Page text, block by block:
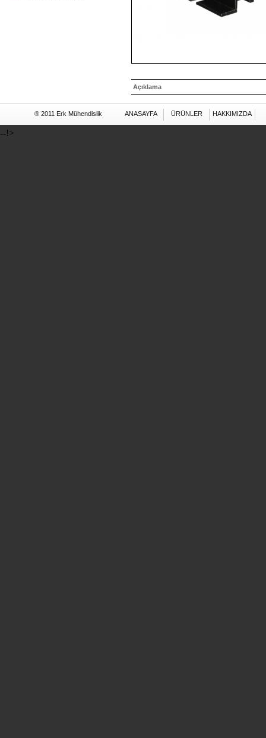
Açıklama
HAKKIMIZDA
ÜRÜNLER
ANASAYFA
® 2011 Erk Mühendislik
--!>